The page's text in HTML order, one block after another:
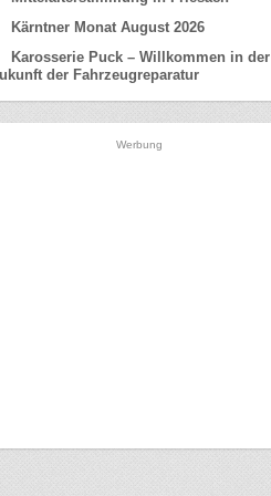
Kärntner Monat August 2026
Karosserie Puck – Willkommen in der
der Fahrzeugreparatur
Werbung